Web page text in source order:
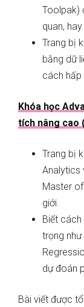
Toolpak)
quan,
Trang bị
bằng dữ
cách hấp
Khóa học
tích nâng cao
Trang bị
Analytics
Master
giới.
Biết
trọng
dự đoán
Bài viết được